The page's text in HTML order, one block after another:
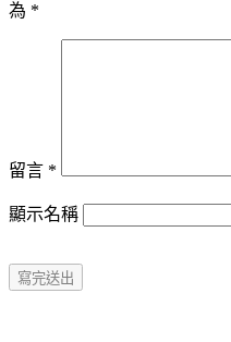
為 *
留言 *
顯示名稱